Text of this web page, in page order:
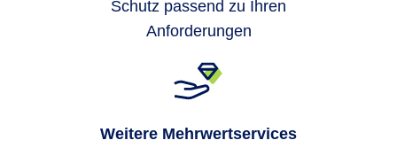
Schutz passend zu Ihren
Anforderungen
Weitere Mehrwertservices